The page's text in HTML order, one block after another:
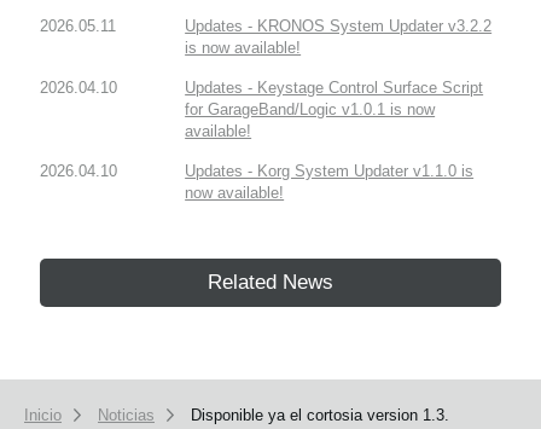
2026.05.11
Updates - KRONOS System Updater v3.2.2
is now available!
2026.04.10
Updates - Keystage Control Surface Script
for GarageBand/Logic v1.0.1 is now
available!
2026.04.10
Updates - Korg System Updater v1.1.0 is
now available!
Related News
Inicio Noticias Disponible ya el cortosia version 1.3.